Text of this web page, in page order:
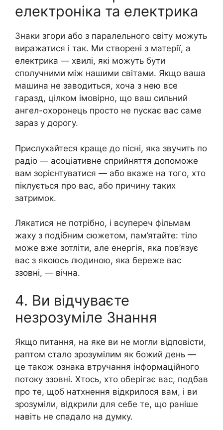
електроніка та електрика
Знаки згори або з паралельного світу можуть
виражатися і так. Ми створені з матерії, а
електрика — хвилі, які можуть бути
сполучними між нашими світами. Якщо ваша
машина не заводиться, хоча з нею все
гаразд, цілком імовірно, що ваш сильний
ангел-охоронець просто не пускає вас саме
зараз у дорогу.
Прислухайтеся краще до пісні, яка звучить по
радіо — асоціативне сприйняття допоможе
вам зорієнтуватися — або вкаже на того, хто
піклується про вас, або причину таких
затримок.
Лякатися не потрібно, і всупереч фільмам
жаху з подібним сюжетом, пам’ятайте: тіло
може вже зотліти, але енергія, яка пов’язує
вас з якоюсь людиною, яка береже вас
ззовні, — вічна.
4. Ви відчуваєте
незрозуміле Знання
Якщо питання, на яке ви не могли відповісти,
раптом стало зрозумілим як божий день —
це також ознака втручання інформаційного
потоку ззовні. Хтось, хто оберігає вас, подбав
про те, щоб натхнення відкрилося вам, і ви
зрозуміли, відкрили для себе те, що раніше
навіть не спадало на думку.